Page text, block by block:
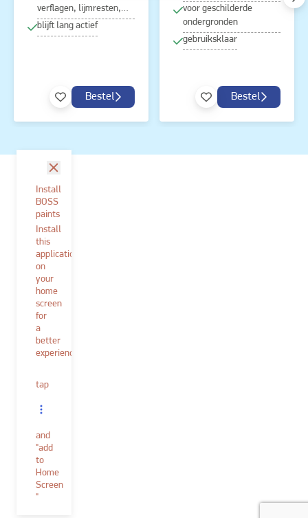
verflagen, lijmresten,…
blijft lang actief
Bestel
voor geschilderde
ondergronden
gebruiksklaar
Bestel
Install
BOSS
paints
Install
this
application
on
your
home
screen
for
a
better
experience.
tap
and
"add
to
Home
Screen
"
sluit